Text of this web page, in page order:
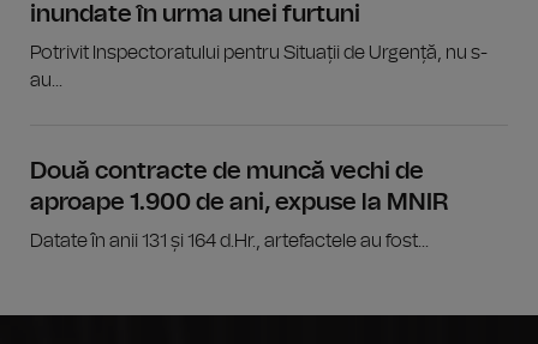
inundate în urma unei furtuni
Potrivit Inspectoratului pentru Situații de Urgență, nu s-
au...
Două contracte de muncă vechi de
aproape 1.900 de ani, expuse la MNIR
Datate în anii 131 și 164 d.Hr., artefactele au fost...